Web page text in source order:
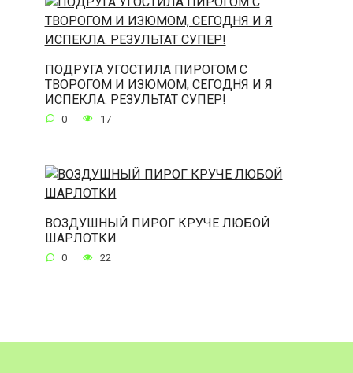
ПОДРУГА УГОСТИЛА ПИРОГОМ С
ТВОРОГОМ И ИЗЮМОМ, СЕГОДНЯ И Я
ИСПЕКЛА. РЕЗУЛЬТАТ СУПЕР!
0 17
ВОЗДУШНЫЙ ПИРОГ КРУЧЕ ЛЮБОЙ
ШАРЛОТКИ
0 22